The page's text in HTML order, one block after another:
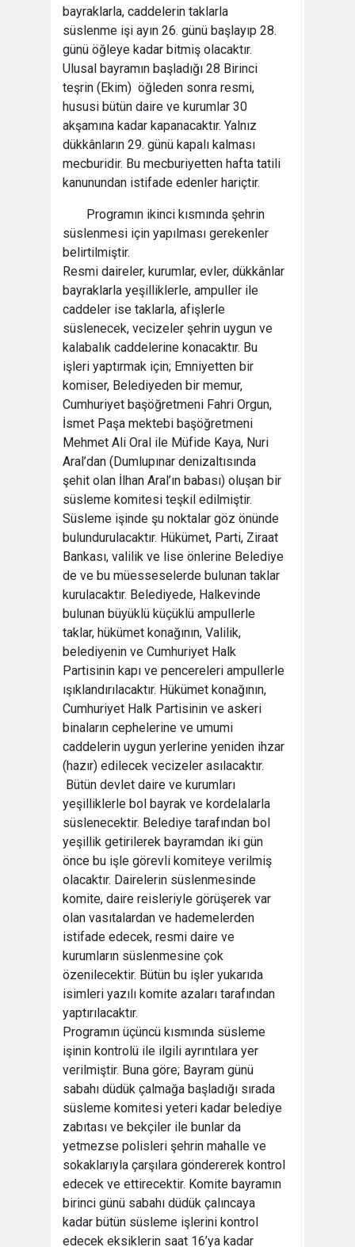
bayraklarla, caddelerin taklarla
süslenme işi ayın 26. günü başlayıp 28.
günü öğleye kadar bitmiş olacaktır.
Ulusal bayramın başladığı 28 Birinci
teşrin (Ekim) öğleden sonra resmi,
hususi bütün daire ve kurumlar 30
akşamına kadar kapanacaktır. Yalnız
dükkânların 29. günü kapalı kalması
mecburidir. Bu mecburiyetten hafta tatili
kanunundan istifade edenler hariçtir.
Programın ikinci kısmında şehrin
süslenmesi için yapılması gerekenler
belirtilmiştir.
Resmi daireler, kurumlar, evler, dükkânlar
bayraklarla yeşilliklerle, ampuller ile
caddeler ise taklarla, afişlerle
süslenecek, vecizeler şehrin uygun ve
kalabalık caddelerine konacaktır. Bu
işleri yaptırmak için; Emniyetten bir
komiser, Belediyeden bir memur,
Cumhuriyet başöğretmeni Fahri Orgun,
İsmet Paşa mektebi başöğretmeni
Mehmet Ali Oral ile Müfide Kaya, Nuri
Aral’dan (Dumlupınar denizaltısında
şehit olan İlhan Aral’ın babası) oluşan bir
süsleme komitesi teşkil edilmiştir.
Süsleme işinde şu noktalar göz önünde
bulundurulacaktır. Hükümet, Parti, Ziraat
Bankası, valilik ve lise önlerine Belediye
de ve bu müesseselerde bulunan taklar
kurulacaktır. Belediyede, Halkevinde
bulunan büyüklü küçüklü ampullerle
taklar, hükümet konağının, Valilik,
belediyenin ve Cumhuriyet Halk
Partisinin kapı ve pencereleri ampullerle
ışıklandırılacaktır. Hükümet konağının,
Cumhuriyet Halk Partisinin ve askeri
binaların cephelerine ve umumi
caddelerin uygun yerlerine yeniden ihzar
(hazır) edilecek vecizeler asılacaktır.
Bütün devlet daire ve kurumları
yeşilliklerle bol bayrak ve kordelalarla
süslenecektir. Belediye tarafından bol
yeşillik getirilerek bayramdan iki gün
önce bu işle görevli komiteye verilmiş
olacaktır. Dairelerin süslenmesinde
komite, daire reisleriyle görüşerek var
olan vasıtalardan ve hademelerden
istifade edecek, resmi daire ve
kurumların süslenmesine çok
özenilecektir. Bütün bu işler yukarıda
isimleri yazılı komite azaları tarafından
yaptırılacaktır.
Programın üçüncü kısmında süsleme
işinin kontrolü ile ilgili ayrıntılara yer
verilmiştir. Buna göre; Bayram günü
sabahı düdük çalmağa başladığı sırada
süsleme komitesi yeteri kadar belediye
zabıtası ve bekçiler ile bunlar da
yetmezse polisleri şehrin mahalle ve
sokaklarıyla çarşılara göndererek kontrol
edecek ve ettirecektir. Komite bayramın
birinci günü sabahı düdük çalıncaya
kadar bütün süsleme işlerini kontrol
edecek eksiklerin saat 16’ya kadar